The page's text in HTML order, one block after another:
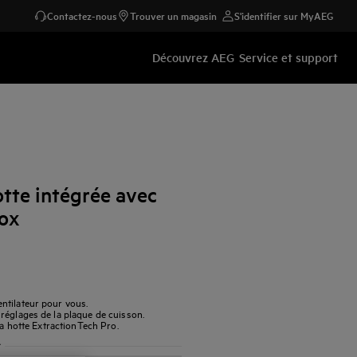
Contactez-nous Trouver un magasin S'identifier sur MyAEG
Découvrez AEG Service et support
intégrée avec
pour vous.
de la plaque de cuisson.
hotte ExtractionTech Pro.